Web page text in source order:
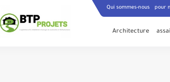
= false;var Adsensecode =
Qui sommes-nous pour
Architecture